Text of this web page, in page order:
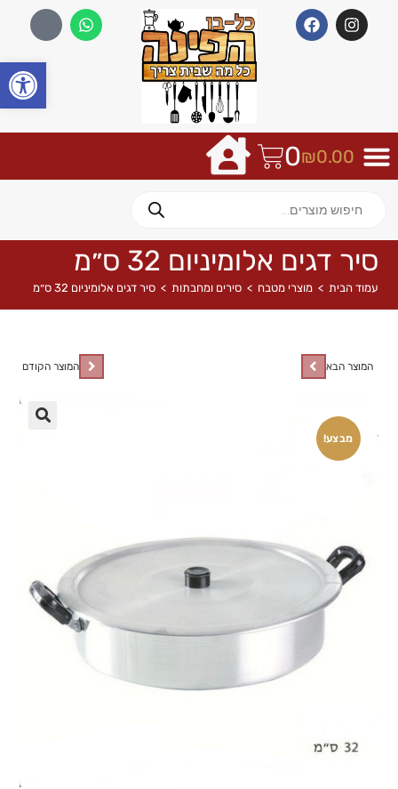
₪0.00
0
סיר דגים אלומיניום 32 ס״מ
עמוד הבית > מוצרי מטבח > סירים ומחבתות > סיר דגים אלומיניום 32 ס״מ
מבצע!
המוצר הקודם המוצר הבא